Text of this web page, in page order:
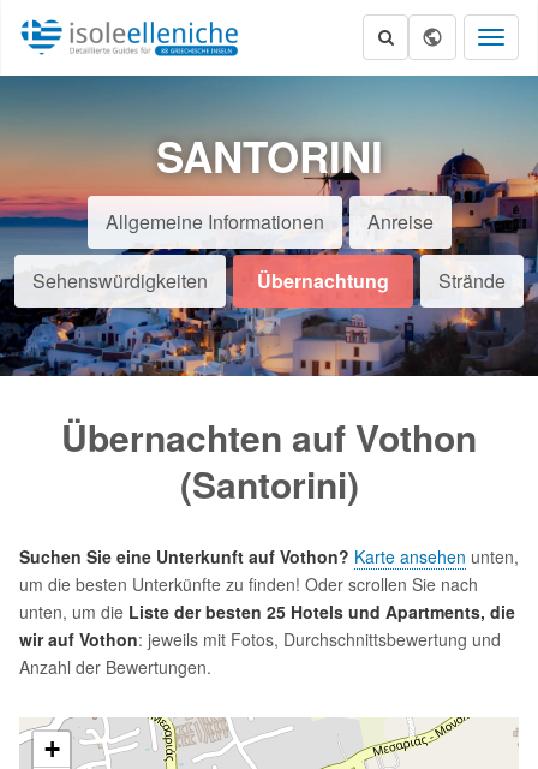
SANTORINI
Allgemeine Informationen Anreise
Sehenswürdigkeiten Übernachtung Strände
Übernachten auf Vothon
(Santorini)
Suchen Sie eine Unterkunft auf Vothon? Karte ansehen unten,
um die besten Unterkünfte zu finden! Oder scrollen Sie nach
unten, um die Liste der besten 25 Hotels und Apartments, die
wir auf Vothon: jeweils mit Fotos, Durchschnittsbewertung und
Anzahl der Bewertungen.
+